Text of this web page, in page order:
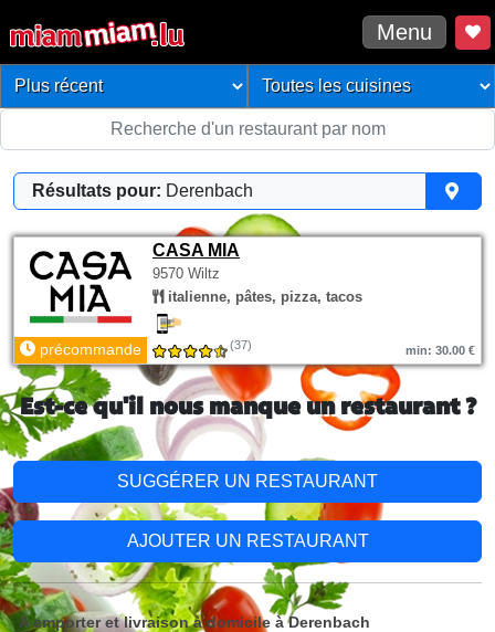
Menu
Résultats pour: Derenbach
CASA MIA
9570 Wiltz
italienne, pâtes, pizza, tacos
précommande (37) min: 30.00 €
Est-ce qu'il nous manque un restaurant ?
SUGGÉRER UN RESTAURANT
AJOUTER UN RESTAURANT
A emporter et livraison à domicile à Derenbach